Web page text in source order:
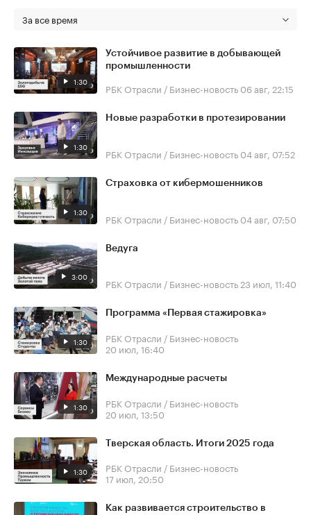
За все время
1:30
Устойчивое развитие в добывающей
промышленности
РБК Отрасли / Бизнес-новость 06 авг, 22:15
1:30
Новые разработки в протезировании
РБК Отрасли / Бизнес-новость 04 авг, 07:52
1:30
Страховка от кибермошенников
РБК Отрасли / Бизнес-новость 04 авг, 07:50
3:00
Ведуга
РБК Отрасли / Бизнес-новость 23 июл, 11:40
1:30
Программа «Первая стажировка»
РБК Отрасли / Бизнес-новость
20 июл, 16:40
1:30
Международные расчеты
РБК Отрасли / Бизнес-новость
20 июл, 13:50
1:30
Тверская область. Итоги 2025 года
РБК Отрасли / Бизнес-новость
17 июл, 20:50
Как развивается строительство в